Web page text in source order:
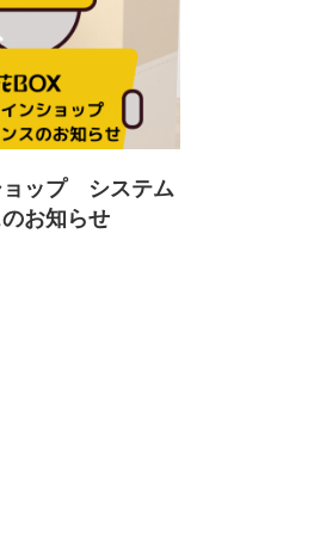
ョップ システム
お知らせ